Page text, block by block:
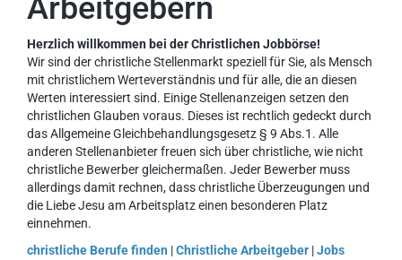
Arbeitgebern
Herzlich willkommen bei der Christlichen Jobbörse!
Wir sind der christliche Stellenmarkt speziell für Sie, als Mensch
mit christlichem Werteverständnis und für alle, die an diesen
Werten interessiert sind. Einige Stellenanzeigen setzen den
christlichen Glauben voraus. Dieses ist rechtlich gedeckt durch
das Allgemeine Gleichbehandlungsgesetz § 9 Abs.1. Alle
anderen Stellenanbieter freuen sich über christliche, wie nicht
christliche Bewerber gleichermaßen. Jeder Bewerber muss
allerdings damit rechnen, dass christliche Überzeugungen und
die Liebe Jesu am Arbeitsplatz einen besonderen Platz
einnehmen.
christliche Berufe finden |Christliche Arbeitgeber |Jobs